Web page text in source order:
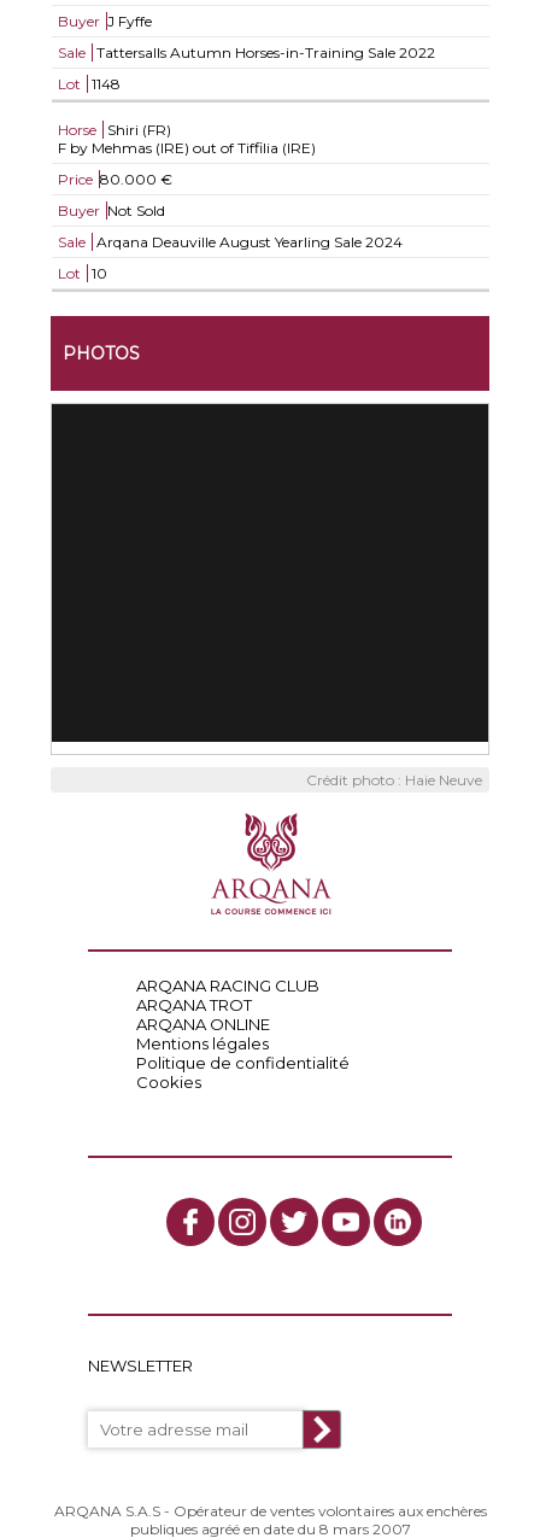
Buyer J Fyffe
Sale
Tattersalls Autumn Horses-in-Training Sale 2022
Lot
1148
Horse
Shiri (FR)
F by Mehmas (IRE) out of Tiffilia (IRE)
Price 80.000 €
Buyer Not Sold
Sale
Arqana Deauville August Yearling Sale 2024
Lot
10
PHOTOS
Crédit photo : Haie Neuve
ARQANA RACING CLUB
ARQANA TROT
ARQANA ONLINE
Mentions légales
Politique de confidentialité
Cookies
NEWSLETTER
ARQANA S.A.S - Opérateur de ventes volontaires aux enchères
publiques agréé en date du 8 mars 2007